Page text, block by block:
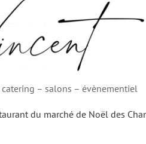
catering – salons – évènementiel
du marché de Noël des